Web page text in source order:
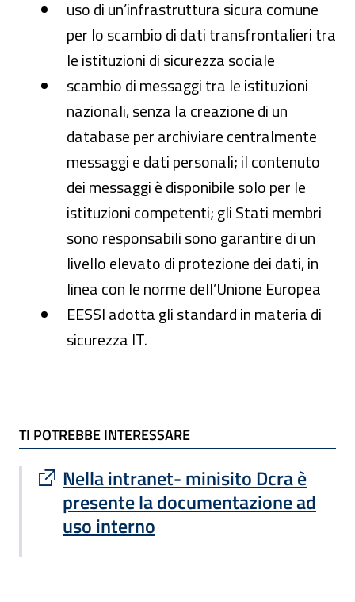
uso di un’infrastruttura sicura comune
per lo scambio di dati transfrontalieri tra
le istituzioni di sicurezza sociale
scambio di messaggi tra le istituzioni
nazionali, senza la creazione di un
database per archiviare centralmente
messaggi e dati personali; il contenuto
dei messaggi è disponibile solo per le
istituzioni competenti; gli Stati membri
sono responsabili sono garantire di un
livello elevato di protezione dei dati, in
linea con le norme dell’Unione Europea
EESSI adotta gli standard in materia di
sicurezza IT.
TI POTREBBE INTERESSARE
TI POTREBBE INTERESSARE
Nella intranet- minisito Dcra è
presente la documentazione ad
uso interno
Sito esterno : apre una nuova finestra